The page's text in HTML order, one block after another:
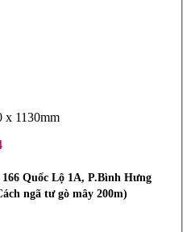
x 1130mm
Quốc Lộ 1A, P.Bình Hưng
ngã tư gò mây 200m)